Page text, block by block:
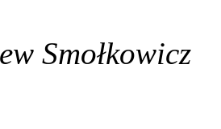
Smołkowicz